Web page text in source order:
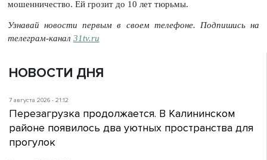
мошенничество. Ей грозит до 10 лет тюрьмы.
Узнавай новости первым в своем телефоне. Подпишись на
телеграм-канал 31tv.ru
НОВОСТИ ДНЯ
7 августа 2026 - 21:12
Перезагрузка продолжается. В Калининском
районе появилось два уютных пространства для
прогулок